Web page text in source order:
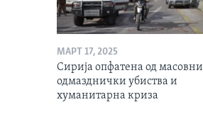
МАРТ 17, 2025
Сирија опфатена од масовни
одмазднички убиства и
хуманитарна криза